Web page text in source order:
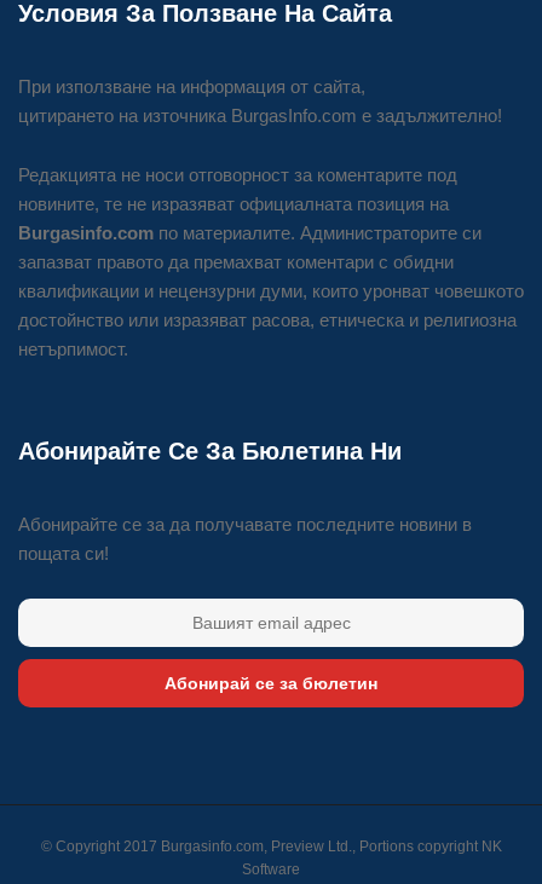
Условия За Ползване На Сайта
При използване на информация от сайта,
цитирането на източника BurgasInfo.com е задължително!
Редакцията не носи отговорност за коментарите под
новините, те не изразяват официалната позиция на
Burgasinfo.com по материалите. Администраторите си
запазват правото да премахват коментари с обидни
квалификации и нецензурни думи, които уронват човешкото
достойнство или изразяват расова, етническа и религиозна
нетърпимост.
Абонирайте Се За Бюлетина Ни
Абонирайте се за да получавате последните новини в
пощата си!
Абонирай се за бюлетин
© Copyright 2017 Burgasinfo.com, Preview Ltd., Portions copyright NK
Software